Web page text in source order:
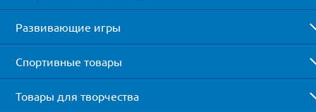
Развивающие игры
Спортивные товары
Товары для творчества